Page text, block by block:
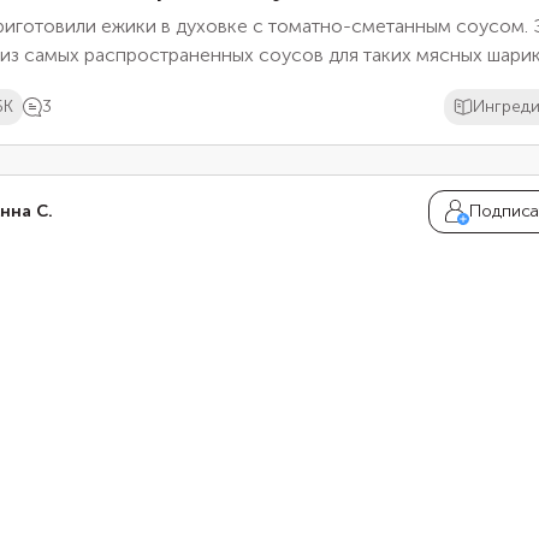
ежики в духовке с томатно-сметанным соусом.
самых распространенных соусов для таких мясных
дополнительным вкусом. Поэтому никаких сложных
лучше не добавлять — только соль и перец.
3
С.